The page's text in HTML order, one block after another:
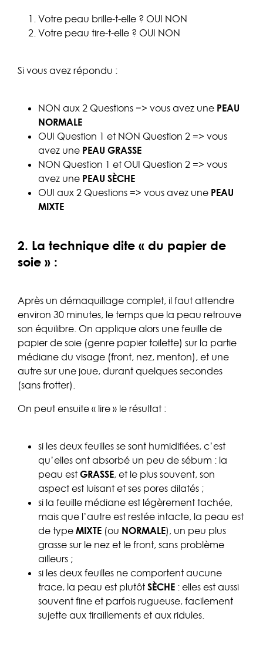
Votre peau brille-t-elle ? OUI NON
Votre peau tire-t-elle ? OUI NON
Si vous avez répondu :
NON aux 2 Questions => vous avez une PEAU
NORMALE
OUI Question 1 et NON Question 2 => vous
avez une PEAU GRASSE
NON Question 1 et OUI Question 2 => vous
avez une PEAU SÈCHE
OUI aux 2 Questions => vous avez une PEAU
MIXTE
2. La technique dite « du papier de
soie » :
Après un démaquillage complet, il faut attendre
environ 30 minutes, le temps que la peau retrouve
son équilibre. On applique alors une feuille de
papier de soie (genre papier toilette) sur la partie
médiane du visage (front, nez, menton), et une
autre sur une joue, durant quelques secondes
(sans frotter).
On peut ensuite « lire » le résultat :
si les deux feuilles se sont humidifiées, c’est
qu’elles ont absorbé un peu de sébum : la
peau est GRASSE, et le plus souvent, son
aspect est luisant et ses pores dilatés ;
si la feuille médiane est légèrement tachée,
mais que l’autre est restée intacte, la peau est
de type MIXTE (ou NORMALE), un peu plus
grasse sur le nez et le front, sans problème
ailleurs ;
si les deux feuilles ne comportent aucune
trace, la peau est plutôt SÈCHE : elles est aussi
souvent fine et parfois rugueuse, facilement
sujette aux tiraillements et aux ridules.